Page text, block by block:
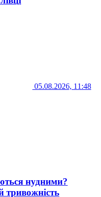
05.08.2026, 11:48
нудними?
тривожність